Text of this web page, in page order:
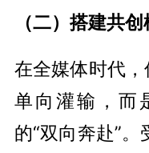
（二）搭建共
在全媒体时代，
单向灌输，而
的“双向奔赴”